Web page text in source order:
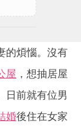
的煩惱。沒有
屋 ，想抽居屋
日前就有位男
婚後住在女家